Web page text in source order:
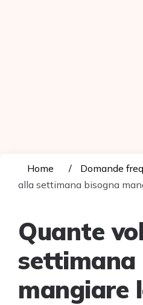
Home Domande
alla settimana bisogna
Quante
settimana
mangiare